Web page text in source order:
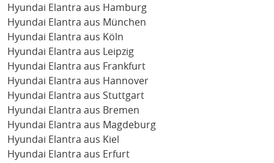
Hyundai Elantra aus Hamburg
Hyundai Elantra aus München
Hyundai Elantra aus Köln
Hyundai Elantra aus Leipzig
Hyundai Elantra aus Frankfurt
Hyundai Elantra aus Hannover
Hyundai Elantra aus Stuttgart
Hyundai Elantra aus Bremen
Hyundai Elantra aus Magdeburg
Hyundai Elantra aus Kiel
Hyundai Elantra aus Erfurt